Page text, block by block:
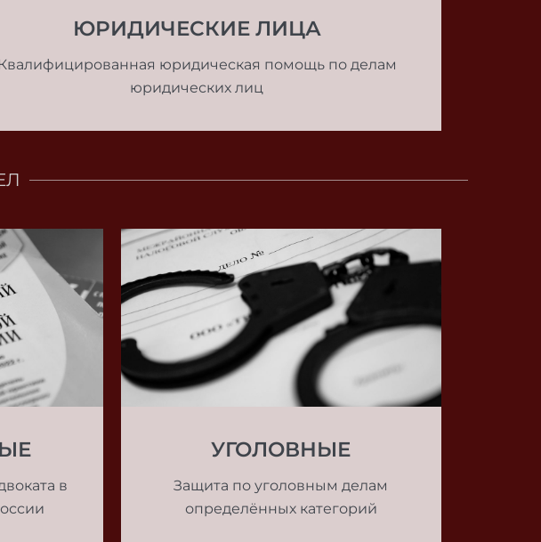
ЮРИДИЧЕСКИЕ ЛИЦА
Квалифицированная юридическая помощь по делам
юридических лиц
в
УГОЛОВНЫЕ
Защита по уголовным делам
определённых категорий